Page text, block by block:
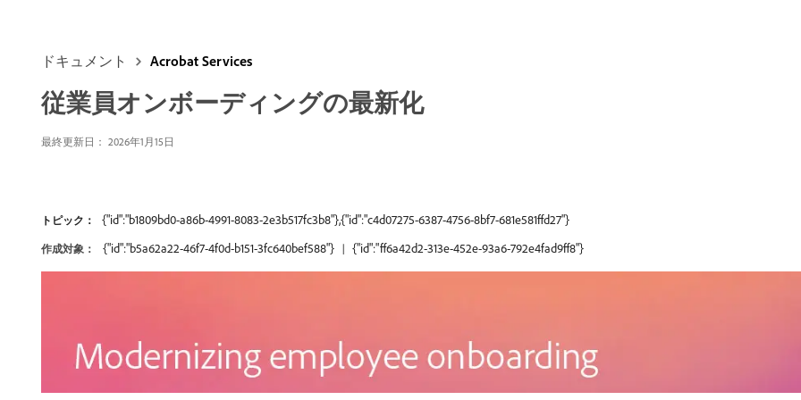
ドキュメント Acrobat Services
従業員オンボーディングの最新化
最終更新日： 2026年1月15日
トピック： {"id":"b1809bd0-a86b-4991-8083-2e3b517fc3b8"},{"id":"c4d07275-6387-4756-8bf7-681e581ffd27"}
作成対象： {"id":"b5a62a22-46f7-4f0d-b151-3fc640bef588"} {"id":"ff6a42d2-313e-452e-93a6-792e4fad9ff8"}